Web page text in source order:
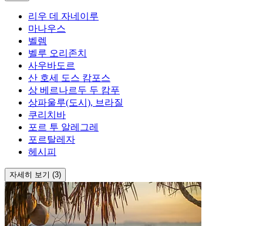
리우 데 자네이루
마나우스
벨렘
벨루 오리존치
사우바도르
산 호세 도스 캄포스
상 베르나르두 두 캄푸
상파울루(도시), 브라질
쿠리치바
포르 투 알레그레
포르탈레자
헤시피
자세히 보기 (3)